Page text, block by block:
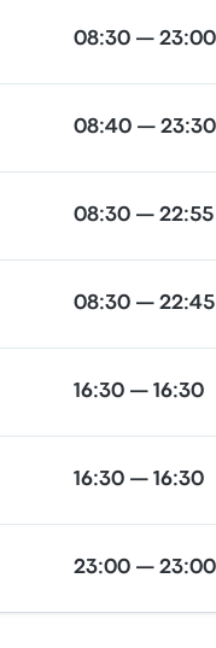
08:30 — 23:00
08:40 — 23:30
08:30 — 22:55
08:30 — 22:45
16:30 — 16:30
16:30 — 16:30
23:00 — 23:00